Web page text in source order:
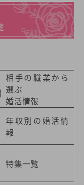
相手の職業から
選ぶ
婚活情報
年収別の婚活情
報
特集一覧